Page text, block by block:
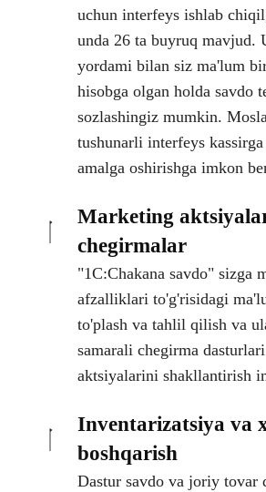
uchun interfeys ishlab
unda 26 ta buyruq mavjud.
yordami bilan siz ma'lum
hisobga olgan holda savdo
sozlashingiz mumkin.
tushunarli interfeys
amalga oshirishga imkon
Marketing
chegirmalar
"1C:Chakana savdo" sizga
afzalliklari to'g'risidagi
to'plash va tahlil qilish va
samarali chegirma
aktsiyalarini shakllantirish
Inventarizatsiya va
boshqarish
Dastur savdo va joriy tovar